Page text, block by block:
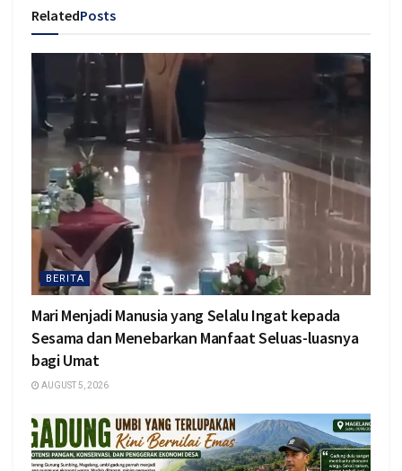
RelatedPosts
BERITA
Mari Menjadi Manusia yang Selalu Ingat kepada
Sesama dan Menebarkan Manfaat Seluas-luasnya
bagi Umat
AUGUST 5, 2026